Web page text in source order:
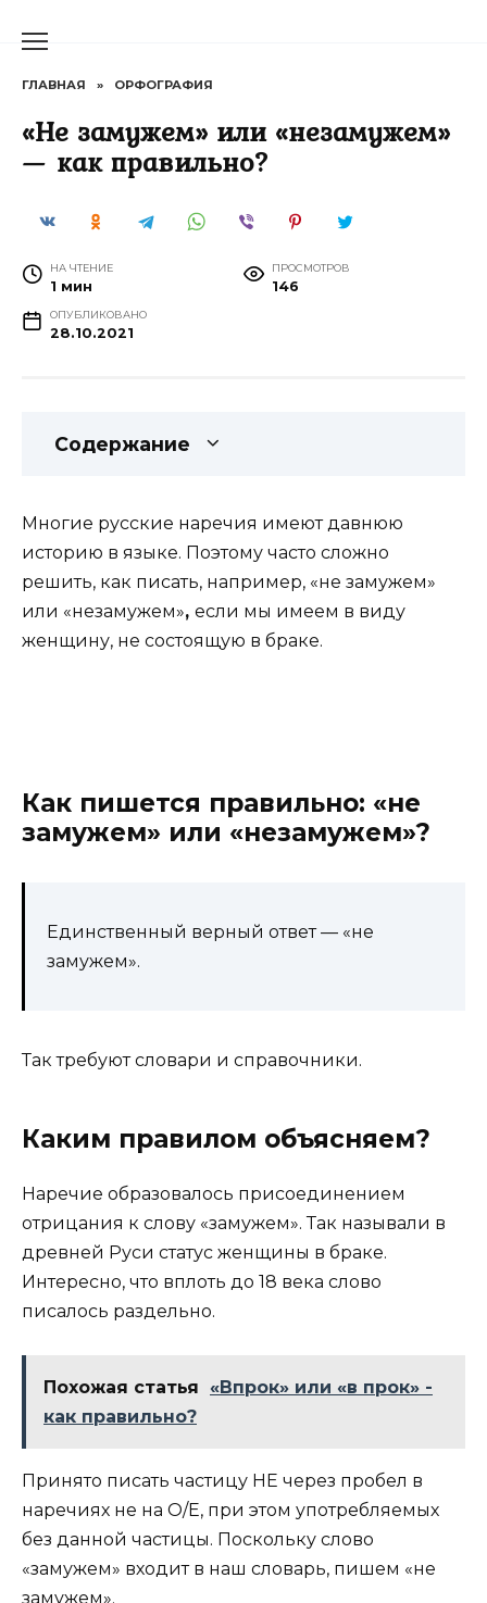
ГЛАВНАЯ » ОРФОГРАФИЯ
«Не замужем» или «незамужем»
— как правильно?
НА ЧТЕНИЕ
1 мин
ПРОСМОТРОВ
146
ОПУБЛИКОВАНО
28.10.2021
Содержание
Многие русские наречия имеют давнюю
историю в языке. Поэтому часто сложно
решить, как писать, например, «не замужем»
или «незамужем», если мы имеем в виду
женщину, не состоящую в браке.
Как пишется правильно: «не
замужем» или «незамужем»?
Единственный верный ответ — «не
замужем».
Так требуют словари и справочники.
Каким правилом объясняем?
Наречие образовалось присоединением
отрицания к слову «замужем». Так называли в
древней Руси статус женщины в браке.
Интересно, что вплоть до 18 века слово
писалось раздельно.
Похожая статья
«Впрок» или «в прок» -
как правильно?
Принято писать частицу НЕ через пробел в
наречиях не на О/Е, при этом употребляемых
без данной частицы. Поскольку слово
«замужем» входит в наш словарь, пишем «не
замужем».